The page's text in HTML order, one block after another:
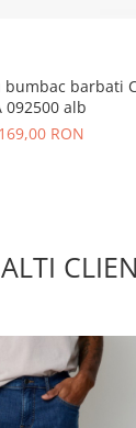
barbati
092500 alb
RON
ALTI